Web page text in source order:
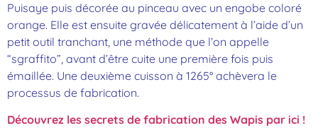
Puisaye puis décorée au pinceau avec un engobe coloré
orange. Elle est ensuite gravée délicatement à l’aide d’un
petit outil tranchant, une méthode que l’on appelle
“sgraffito”, avant d’être cuite une première fois puis
émaillée. Une deuxième cuisson à 1265° achèvera le
processus de fabrication.
Découvrez les secrets de fabrication des Wapis par ici !